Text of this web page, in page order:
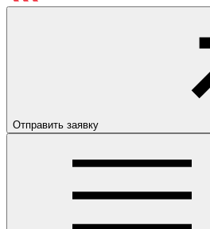
Отправить заявку